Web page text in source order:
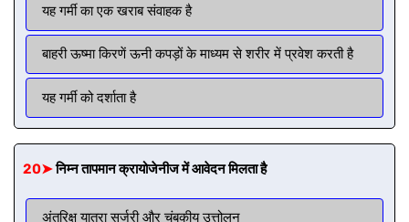
यह गर्मी का एक खराब संवाहक है
बाहरी ऊष्मा किरणें ऊनी कपड़ों के माध्यम से शरीर में प्रवेश करती है
यह गर्मी को दर्शाता है
20➤निम्न तापमान क्रायोजेनीज में आवेदन मिलता है
अंतरिक्ष यात्रा सर्जरी और चुंबकीय उत्तोलन